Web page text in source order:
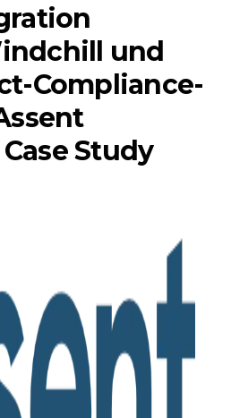
und
Compliance-
Study